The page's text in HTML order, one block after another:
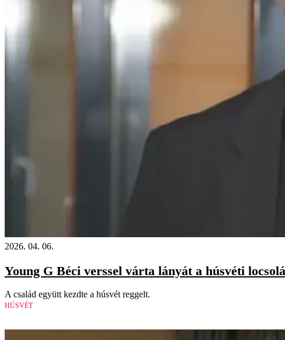
2026. 04. 06.
Young G Béci verssel várta lányát a húsvéti
A család együtt kezdte a húsvét reggelt.
HÚSVÉT